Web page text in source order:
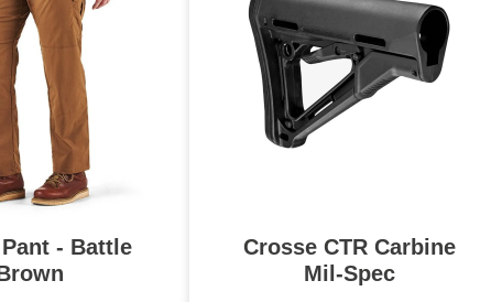
- Battle
Crosse CTR Carbine
Mil-Spec